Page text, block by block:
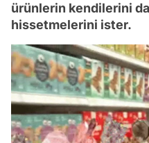
ürünlerin kendilerini
hissetmelerini ister.